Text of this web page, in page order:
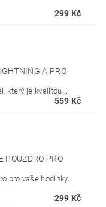
299 Kč
A PRO
který je kvalitou...
559 Kč
POUZDRO PRO
pro vaše hodinky.
299 Kč